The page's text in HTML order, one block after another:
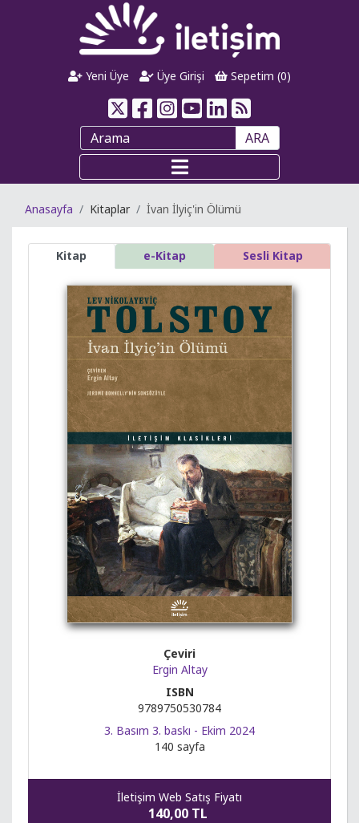
Yeni Üye Üye Girişi Sepetim (0)
ARA
Anasayfa Kitaplar İvan İlyiç'in Ölümü
Kitap e-Kitap Sesli Kitap
Çeviri
Ergin Altay
ISBN
9789750530784
3. Basım 3. baskı - Ekim 2024
140 sayfa
İletişim Web Satış Fiyatı
140,00 TL